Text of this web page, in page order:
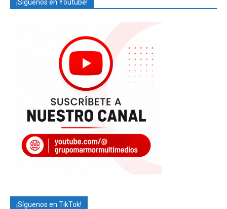
¡Síguenos en Youtube!
¡Síguenos en TikTok!